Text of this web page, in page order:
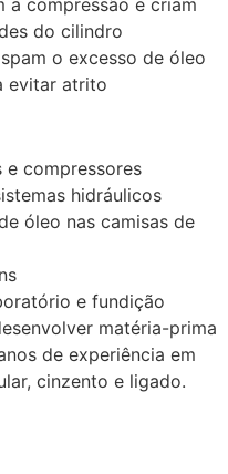
a compressão e criam
do cilindro
o excesso de óleo
evitar atrito
e compressores
hidráulicos
óleo nas camisas de
e fundição
matéria-prima
de experiência em
cinzento e ligado.